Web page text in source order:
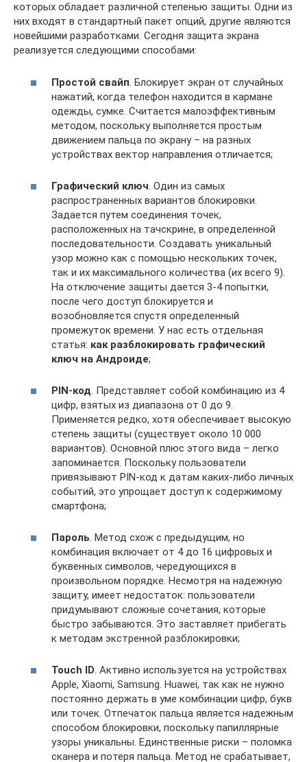
которых обладает различной степенью защиты. Одни из
них входят в стандартный пакет опций, другие являются
новейшими разработками. Сегодня защита экрана
реализуется следующими способами:
Простой свайп. Блокирует экран от случайных
нажатий, когда телефон находится в кармане
одежды, сумке. Считается малоэффективным
методом, поскольку выполняется простым
движением пальца по экрану – на разных
устройствах вектор направления отличается;
Графический ключ. Один из самых
распространенных вариантов блокировки.
Задается путем соединения точек,
расположенных на тачскрине, в определенной
последовательности. Создавать уникальный
узор можно как с помощью нескольких точек,
так и их максимального количества (их всего 9).
На отключение защиты дается 3-4 попытки,
после чего доступ блокируется и
возобновляется спустя определенный
промежуток времени. У нас есть отдельная
статья: как разблокировать графический
ключ на Андроиде;
PIN-код. Представляет собой комбинацию из 4
цифр, взятых из диапазона от 0 до 9.
Применяется редко, хотя обеспечивает высокую
степень защиты (существует около 10 000
вариантов). Основной плюс этого вида – легко
запоминается. Поскольку пользователи
привязывают PIN-код к датам каких-либо личных
событий, это упрощает доступ к содержимому
смартфона;
Пароль. Метод схож с предыдущим, но
комбинация включает от 4 до 16 цифровых и
буквенных символов, чередующихся в
произвольном порядке. Несмотря на надежную
защиту, имеет недостаток: пользователи
придумывают сложные сочетания, которые
быстро забываются. Это заставляет прибегать
к методам экстренной разблокировки;
Touch ID. Активно используется на устройствах
Apple, Xiaomi, Samsung. Huawei, так как не нужно
постоянно держать в уме комбинации цифр, букв
или точек. Отпечаток пальца является надежным
способом блокировки, поскольку папиллярные
узоры уникальны. Единственные риски – поломка
сканера и потеря пальца. Метод не срабатывает,